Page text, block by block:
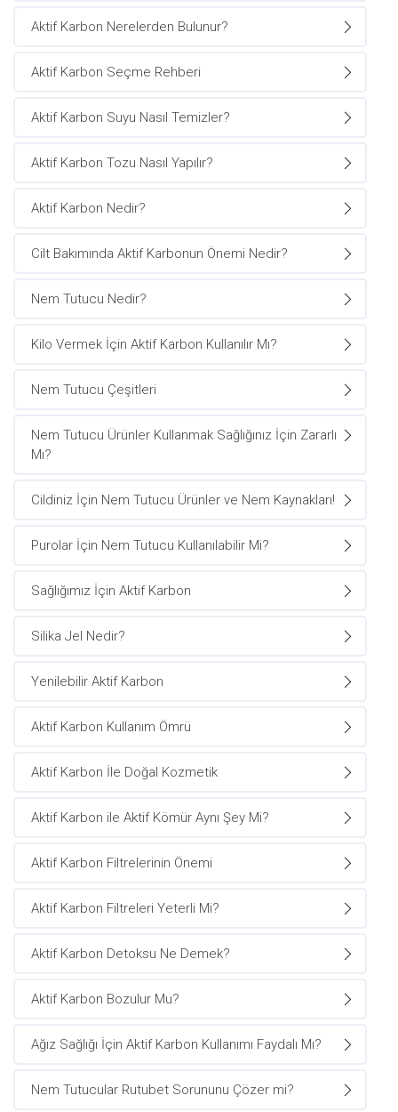
Aktif Karbon Nerelerden Bulunur?
Aktif Karbon Seçme Rehberi
Aktif Karbon Suyu Nasıl Temizler?
Aktif Karbon Tozu Nasıl Yapılır?
Aktif Karbon Nedir?
Cilt Bakımında Aktif Karbonun Önemi Nedir?
Nem Tutucu Nedir?
Kilo Vermek İçin Aktif Karbon Kullanılır Mı?
Nem Tutucu Çeşitleri
Nem Tutucu Ürünler Kullanmak Sağlığınız İçin Zararlı
Mı?
Cildiniz İçin Nem Tutucu Ürünler ve Nem Kaynakları!
Purolar İçin Nem Tutucu Kullanılabilir Mi?
Sağlığımız İçin Aktif Karbon
Silika Jel Nedir?
Yenilebilir Aktif Karbon
Aktif Karbon Kullanım Ömrü
Aktif Karbon İle Doğal Kozmetik
Aktif Karbon ile Aktif Kömür Aynı Şey Mi?
Aktif Karbon Filtrelerinin Önemi
Aktif Karbon Filtreleri Yeterli Mi?
Aktif Karbon Detoksu Ne Demek?
Aktif Karbon Bozulur Mu?
Ağız Sağlığı İçin Aktif Karbon Kullanımı Faydalı Mı?
Nem Tutucular Rutubet Sorununu Çözer mi?